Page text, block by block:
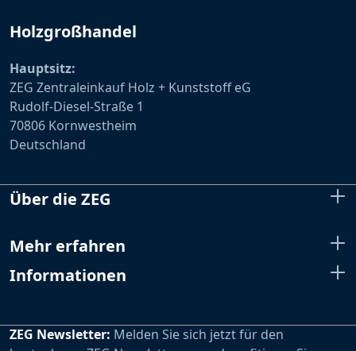
Holzgroßhandel
Hauptsitz:
ZEG Zentraleinkauf Holz + Kunststoff eG
Rudolf-Diesel-Straße 1
70806 Kornwestheim
Deutschland
Über die ZEG
Mehr erfahren
Informationen
ZEG Newsletter: Melden Sie sich jetzt für den